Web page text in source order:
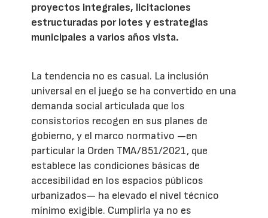
proyectos integrales, licitaciones
estructuradas por lotes y estrategias
municipales a varios años vista.
La tendencia no es casual. La inclusión
universal en el juego se ha convertido en una
demanda social articulada que los
consistorios recogen en sus planes de
gobierno, y el marco normativo —en
particular la Orden TMA/851/2021, que
establece las condiciones básicas de
accesibilidad en los espacios públicos
urbanizados— ha elevado el nivel técnico
mínimo exigible. Cumplirla ya no es